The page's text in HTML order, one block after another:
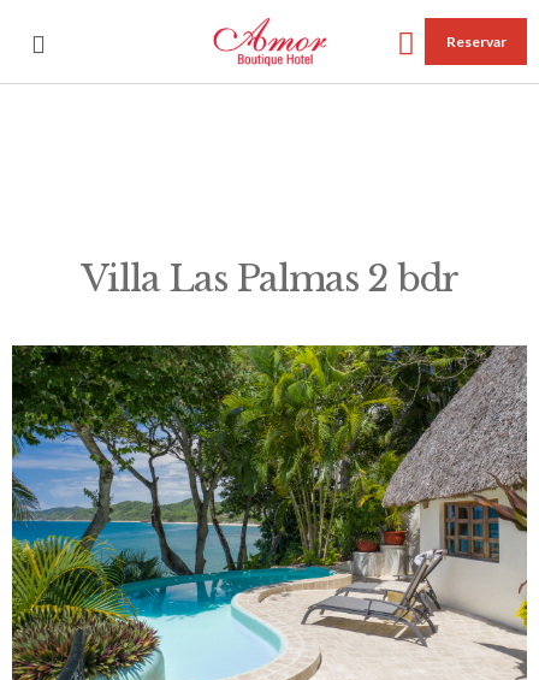
Reservar
Villa Las Palmas 2 bdr